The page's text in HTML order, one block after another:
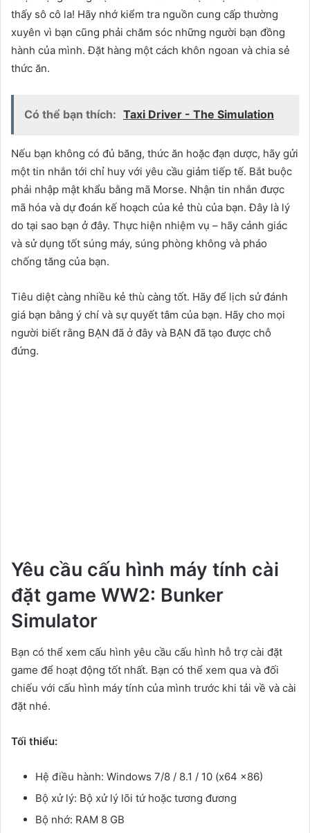
thấy sô cô la! Hãy nhớ kiểm tra nguồn cung cấp thường
xuyên vì bạn cũng phải chăm sóc những người bạn đồng
hành của mình. Đặt hàng một cách khôn ngoan và chia sẻ
thức ăn.
Có thể bạn thích: Taxi Driver - The Simulation
Nếu bạn không có đủ băng, thức ăn hoặc đạn dược, hãy gửi
một tin nhắn tới chỉ huy với yêu cầu giảm tiếp tế. Bắt buộc
phải nhập mật khẩu bằng mã Morse. Nhận tin nhắn được
mã hóa và dự đoán kế hoạch của kẻ thù của bạn. Đây là lý
do tại sao bạn ở đây. Thực hiện nhiệm vụ – hãy cảnh giác
và sử dụng tốt súng máy, súng phòng không và pháo
chống tăng của bạn.
Tiêu diệt càng nhiều kẻ thù càng tốt. Hãy để lịch sử đánh
giá bạn bằng ý chí và sự quyết tâm của bạn. Hãy cho mọi
người biết rằng BẠN đã ở đây và BẠN đã tạo được chỗ
đứng.
Yêu cầu cấu hình máy tính cài
đặt game WW2: Bunker
Simulator
Bạn có thể xem cấu hình yêu cầu cấu hình hỗ trợ cài đặt
game để hoạt động tốt nhất. Bạn có thể xem qua và đối
chiếu với cấu hình máy tính của mình trước khi tải về và cài
đặt nhé.
Tối thiểu:
Hệ điều hành: Windows 7/8 / 8.1 / 10 (x64 x86)
Bộ xử lý: Bộ xử lý lõi tứ hoặc tương đương
Bộ nhớ: RAM 8 GB